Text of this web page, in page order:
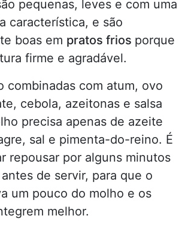
pequenas, leves e com uma
característica, e são
boas em pratos frios porque
firme e agradável.
combinadas com atum, ovo
cebola, azeitonas e salsa
precisa apenas de azeite
sal e pimenta-do-reino. É
repousar por alguns minutos
de servir, para que o
um pouco do molho e os
melhor.